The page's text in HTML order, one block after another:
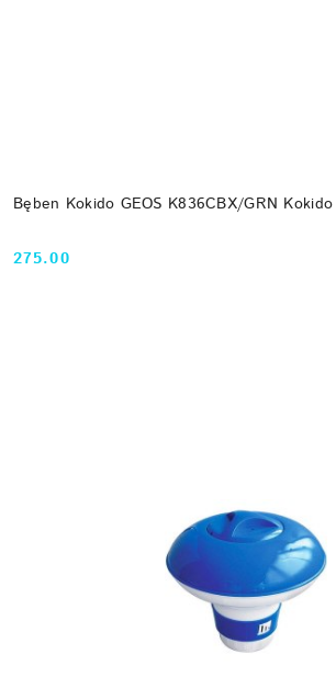
Bęben Kokido GEOS K836CBX/GRN Kokido
Cena:
275.00